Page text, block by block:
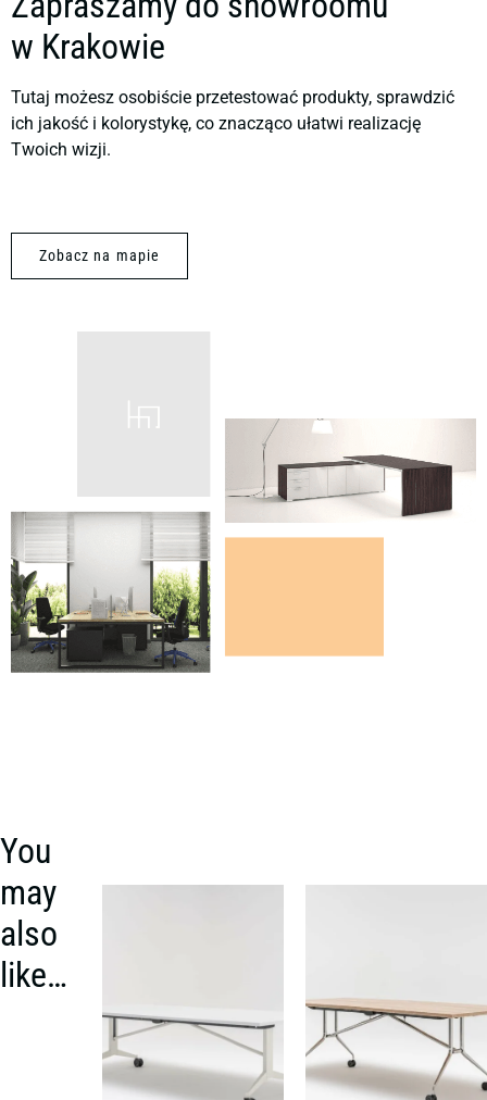
w Krakowie
Tutaj możesz osobiście przetestować produkty, sprawdzić
ich jakość i kolorystykę, co znacząco ułatwi realizację
Twoich wizji.
Zobacz na mapie
You
may
also
like…